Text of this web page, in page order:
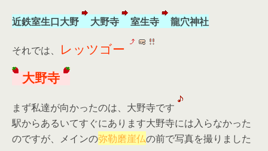
近鉄室生口大野 大野寺 室生寺 龍穴神社
それでは、 レッツゴー
大野寺
まず私達が向かったのは、大野寺です
駅からあるいてすぐにあります大野寺には入らなかった
のですが、メインの弥勒磨崖仏の前で写真を撮りました